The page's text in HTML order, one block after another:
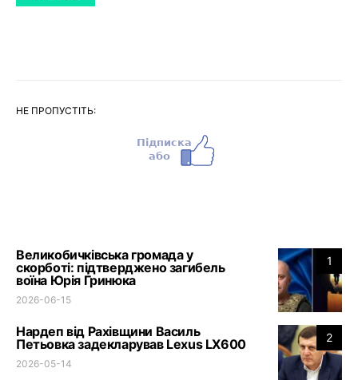
НЕ ПРОПУСТІТЬ:
1
Великобичківська громада у
скорботі: підтверджено загибель
воїна Юрія Гринюка
2026-06-15
2
Нардеп від Рахівщини Василь
Петьовка задекларував Lexus LX600
2026-05-14